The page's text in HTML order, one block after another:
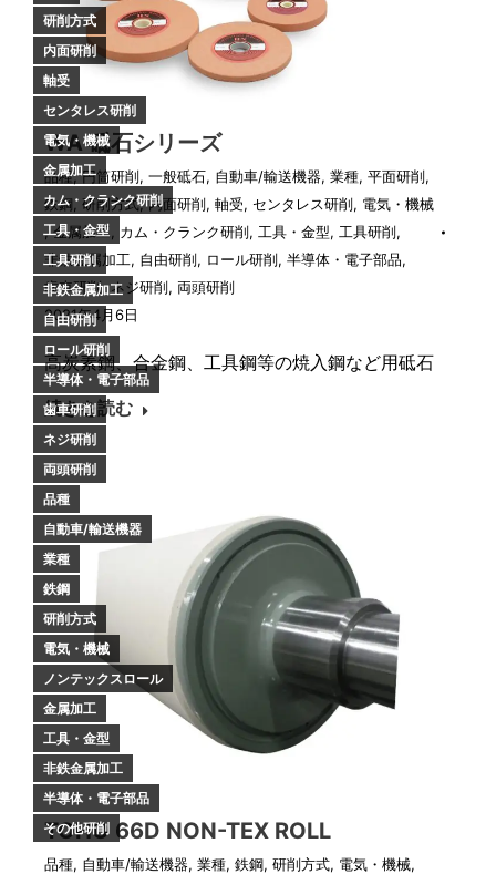
研削方式
内面研削
軸受
センタレス研削
電気・機械
金属加工
カム・クランク研削
工具・金型
工具研削
非鉄金属加工
自由研削
ロール研削
半導体・電子部品
歯車研削
ネジ研削
両頭研削
WA 砥石シリーズ
品種,円筒研削 , 一般砥石, 自動車/輸送機器, 業種, 平面研削 ,
鉄鋼 , 研削方式,内面研削 , 軸受, センタレス研削 , 電気・機械
,金属加工 カム・クランク研削 , 工具・金型, 工具研削 ,
非鉄金属加工, 自由研削 , ロール研削 , 半導体・電子部品,
歯車研削,ネジ研削 , 両頭研削
2021年4月6日
高炭素鋼、合金鋼、工具鋼等の焼入鋼など用砥石
続きを読む
品種
自動車/輸送機器
業種
鉄鋼
研削方式
電気・機械
ノンテックスロール
金属加工
工具・金型
非鉄金属加工
半導体・電子部品
その他研削
TOHO 66D NON-TEX ROLL
品種, 自動車/輸送機器, 業種, 鉄鋼, 研削方式, 電気・機械,